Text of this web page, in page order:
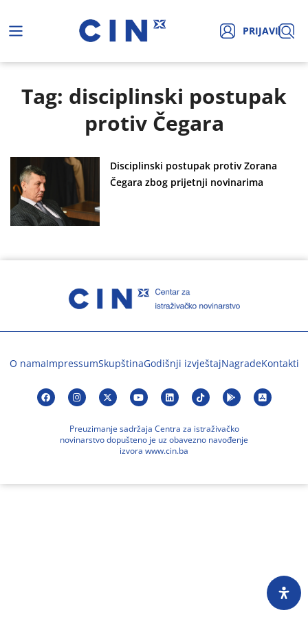
PRIJAVI
Tag: disciplinski postupak
protiv Čegara
Disciplinski postupak protiv Zorana
Čegara zbog prijetnji novinarima
O namaImpressumSkupštinaGodišnji izvještajNagradeKontakti
Preuzimanje sadržaja Centra za istraživačko
novinarstvo dopušteno je uz obavezno navođenje
izvora www.cin.ba